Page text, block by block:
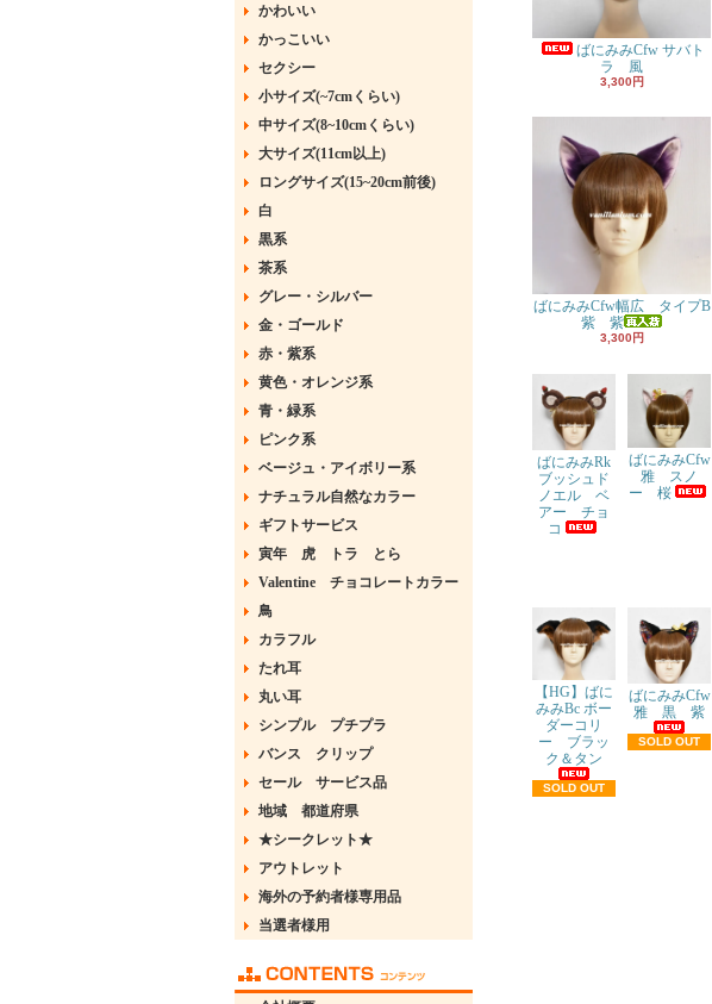
かわいい
かっこいい
セクシー
小サイズ(~7cmくらい)
中サイズ(8~10cmくらい)
大サイズ(11cm以上)
ロングサイズ(15~20cm前後)
白
黒系
茶系
グレー・シルバー
金・ゴールド
赤・紫系
黄色・オレンジ系
青・緑系
ピンク系
ベージュ・アイボリー系
ナチュラル自然なカラー
ギフトサービス
寅年 虎 トラ とら
Valentine チョコレートカラー
鳥
カラフル
たれ耳
丸い耳
シンプル プチプラ
バンス クリップ
セール サービス品
地域 都道府県
★シークレット★
アウトレット
海外の予約者様専用品
当選者様用
ばにみみCfw サバト
ラ 風
3,300円
ばにみみCfw幅広 タイプB
紫 紫
3,300円
ばにみみRk
ブッシュド
ノエル ベ
アー チョ
コ
ばにみみCfw
雅 スノ
ー 桜
【HG】ばに
みみBc ボー
ダーコリ
ー ブラッ
ク＆タン
SOLD OUT
ばにみみCfw
雅 黒 紫
SOLD OUT